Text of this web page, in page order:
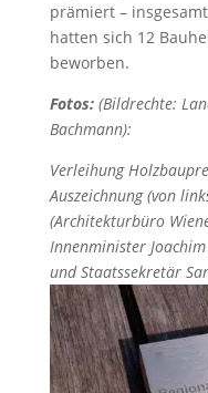
prämiert –
hatten sich 12
beworben.
Fotos:(Bildrechte:
Bachmann):
Verleihung
Auszeichnung (von
(Architekturbüro
Innenminister
und Staatssekretär